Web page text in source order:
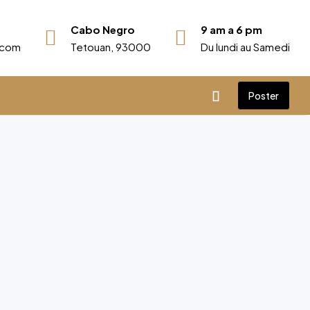
Cabo Negro
Tetouan, 93000
9 am a 6 pm
Du lundi au Samedi
Poster